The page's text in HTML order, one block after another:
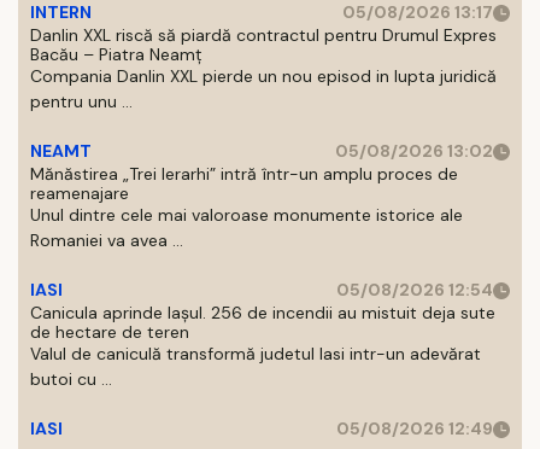
INTERN
05/08/2026 13:17
Danlin XXL riscă să piardă contractul pentru Drumul Expres
Bacău – Piatra Neamț
Compania Danlin XXL pierde un nou episod in lupta juridică
pentru unu ...
NEAMT
05/08/2026 13:02
Mănăstirea „Trei Ierarhi” intră într-un amplu proces de
reamenajare
Unul dintre cele mai valoroase monumente istorice ale
Romaniei va avea ...
IASI
05/08/2026 12:54
Canicula aprinde Iașul. 256 de incendii au mistuit deja sute
de hectare de teren
Valul de caniculă transformă judetul Iasi intr-un adevărat
butoi cu ...
IASI 05/08/2026 12:49